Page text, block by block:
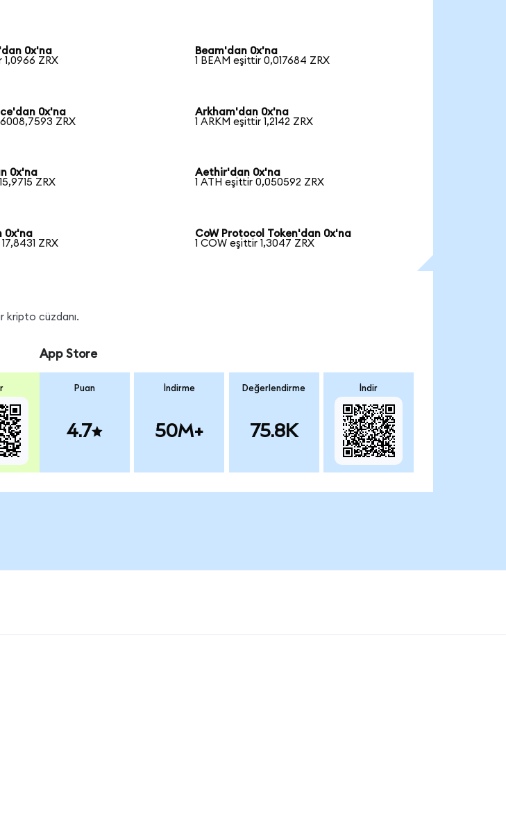
0x'na
1,0966 ZRX
Beam'dan 0x'na
1 BEAM eşittir 0,017684 ZRX
0x'na
ZRX
Arkham'dan 0x'na
1 ARKM eşittir 1,2142 ZRX
0x'na
ZRX
Aethir'dan 0x'na
1 ATH eşittir 0,050592 ZRX
0x'na
ZRX
CoW Protocol Token'dan 0x'na
1 COW eşittir 1,3047 ZRX
kripto cüzdanı.
App Store
Puan
4.7
İndirme
50M+
Değerlendirme
75.8K
İndir